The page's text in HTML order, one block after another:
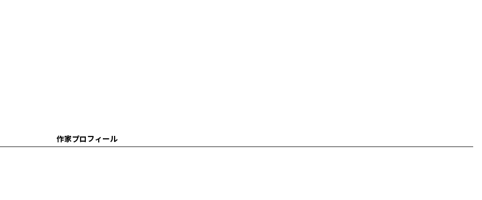
作家プロフィール